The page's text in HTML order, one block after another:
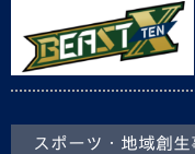
スポーツ・地域創生